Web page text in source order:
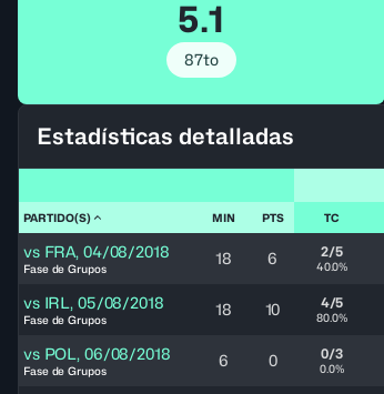
5.1
87to
Estadísticas detalladas
PARTIDO(S) MIN PTS TC
vs FRA, 04/08/2018
Fase de Grupos
18 6 2/5
40.0%
vs IRL, 05/08/2018
Fase de Grupos
18 10 4/5
80.0%
vs POL, 06/08/2018
Fase de Grupos
6 0 0/3
0.0%